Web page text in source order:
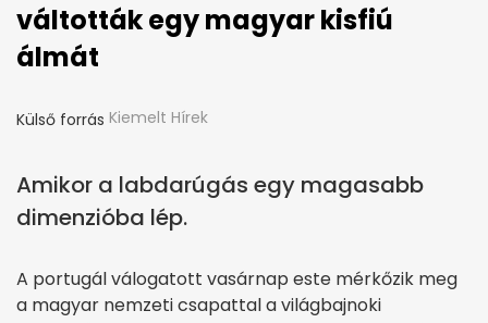
váltották egy magyar kisfiú
álmát
Külső forrás Kiemelt Hírek
Amikor a labdarúgás egy magasabb
dimenzióba lép.
A portugál válogatott vasárnap este mérkőzik meg
a magyar nemzeti csapattal a világbajnoki